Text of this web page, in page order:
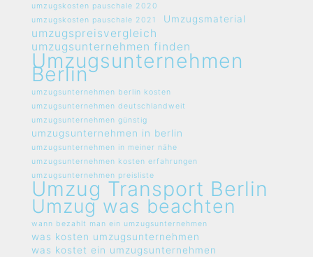
umzugskosten pauschale 2020
umzugskosten pauschale 2021
Umzugsmaterial
umzugspreisvergleich
umzugsunternehmen finden
Umzugsunternehmen
Berlin
umzugsunternehmen berlin kosten
umzugsunternehmen deutschlandweit
umzugsunternehmen günstig
umzugsunternehmen in berlin
umzugsunternehmen in meiner nähe
umzugsunternehmen kosten erfahrungen
umzugsunternehmen preisliste
Umzug Transport Berlin
Umzug was beachten
wann bezahlt man ein umzugsunternehmen
was kosten umzugsunternehmen
was kostet ein umzugsunternehmen